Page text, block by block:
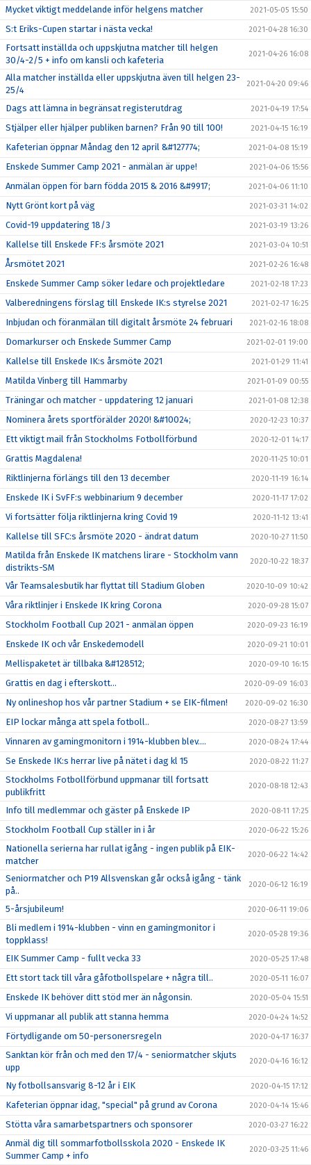
Mycket viktigt meddelande inför helgens matcher 2021-05-05 15:50
S:t Eriks-Cupen startar i nästa vecka! 2021-04-28 16:30
Fortsatt inställda och uppskjutna matcher till helgen
30/4-2/5 + info om kansli och kafeteria
2021-04-26 16:08
Alla matcher inställda eller uppskjutna även till helgen 23-
25/4
2021-04-20 09:46
Dags att lämna in begränsat registerutdrag 2021-04-19 17:54
Stjälper eller hjälper publiken barnen? Från 90 till 100! 2021-04-15 16:19
Kafeterian öppnar Måndag den 12 april &#127774; 2021-04-08 15:19
Enskede Summer Camp 2021 - anmälan är uppe! 2021-04-06 15:56
Anmälan öppen för barn födda 2015 & 2016 &#9917; 2021-04-06 11:10
Nytt Grönt kort på väg 2021-03-31 14:02
Covid-19 uppdatering 18/3 2021-03-19 13:26
Kallelse till Enskede FF:s årsmöte 2021 2021-03-04 10:51
Årsmötet 2021 2021-02-26 16:48
Enskede Summer Camp söker ledare och projektledare 2021-02-18 17:23
Valberedningens förslag till Enskede IK:s styrelse 2021 2021-02-17 16:25
Inbjudan och föranmälan till digitalt årsmöte 24 februari 2021-02-16 18:08
Domarkurser och Enskede Summer Camp 2021-02-01 19:00
Kallelse till Enskede IK:s årsmöte 2021 2021-01-29 11:41
Matilda Vinberg till Hammarby 2021-01-09 00:55
Träningar och matcher - uppdatering 12 januari 2021-01-08 12:38
Nominera årets sportförälder 2020! &#10024; 2020-12-23 10:37
Ett viktigt mail från Stockholms Fotbollförbund 2020-12-01 14:17
Grattis Magdalena! 2020-11-25 10:01
Riktlinjerna förlängs till den 13 december 2020-11-19 16:14
Enskede IK i SvFF:s webbinarium 9 december 2020-11-17 17:02
Vi fortsätter följa riktlinjerna kring Covid 19 2020-11-12 13:41
Kallelse till SFC:s årsmöte 2020 - ändrat datum 2020-10-27 11:50
Matilda från Enskede IK matchens lirare - Stockholm vann
distrikts-SM
2020-10-22 18:37
Vår Teamsalesbutik har flyttat till Stadium Globen 2020-10-09 10:42
Våra riktlinjer i Enskede IK kring Corona 2020-09-28 15:07
Stockholm Football Cup 2021 - anmälan öppen 2020-09-23 16:19
Enskede IK och vår Enskedemodell 2020-09-21 10:01
Mellispaketet är tillbaka &#128512; 2020-09-10 16:15
Grattis en dag i efterskott... 2020-09-09 16:03
Ny onlineshop hos vår partner Stadium + se EIK-filmen! 2020-09-02 16:30
EIP lockar många att spela fotboll.. 2020-08-27 13:59
Vinnaren av gamingmonitorn i 1914-klubben blev.... 2020-08-24 17:44
Se Enskede IK:s herrar live på nätet i dag kl 15 2020-08-22 11:27
Stockholms Fotbollförbund uppmanar till fortsatt
publikfritt
2020-08-18 12:43
Info till medlemmar och gäster på Enskede IP 2020-08-11 17:25
Stockholm Football Cup ställer in i år 2020-06-22 15:26
Nationella serierna har rullat igång - ingen publik på EIK-
matcher
2020-06-22 14:42
Seniormatcher och P19 Allsvenskan går också igång - tänk
på..
2020-06-12 16:19
5-årsjubileum! 2020-06-11 19:06
Bli medlem i 1914-klubben - vinn en gamingmonitor i
toppklass!
2020-05-28 19:36
EIK Summer Camp - fullt vecka 33 2020-05-25 17:48
Ett stort tack till våra gåfotbollspelare + några till.. 2020-05-11 16:07
Enskede IK behöver ditt stöd mer än någonsin. 2020-05-04 15:51
Vi uppmanar all publik att stanna hemma 2020-04-24 14:52
Förtydligande om 50-personersregeln 2020-04-17 16:37
Sanktan kör från och med den 17/4 - seniormatcher skjuts
upp
2020-04-16 16:12
Ny fotbollsansvarig 8-12 år i EIK 2020-04-15 17:12
Kafeterian öppnar idag, "special" på grund av Corona 2020-04-14 15:46
Stötta våra samarbetspartners och sponsorer 2020-03-27 16:22
Anmäl dig till sommarfotbollsskola 2020 - Enskede IK
Summer Camp + info
2020-03-25 11:46